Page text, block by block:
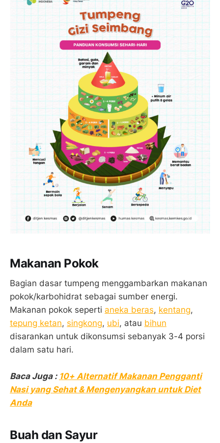
Makanan Pokok
Bagian dasar tumpeng menggambarkan makanan
pokok/karbohidrat sebagai sumber energi.
Makanan pokok seperti aneka beras, kentang,
tepung ketan, singkong, ubi, atau bihun
disarankan untuk dikonsumsi sebanyak 3-4 porsi
dalam satu hari.
Baca Juga : 10+ Alternatif Makanan Pengganti
Nasi yang Sehat & Mengenyangkan untuk Diet
Anda
Buah dan Sayur